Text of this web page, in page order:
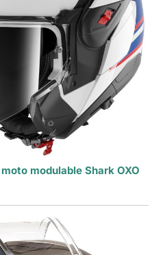
modulable Shark OXO